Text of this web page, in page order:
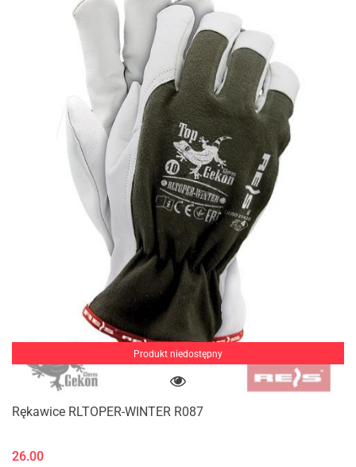
Produkt niedostępny
Rękawice RLTOPER-WINTER R087
26.00